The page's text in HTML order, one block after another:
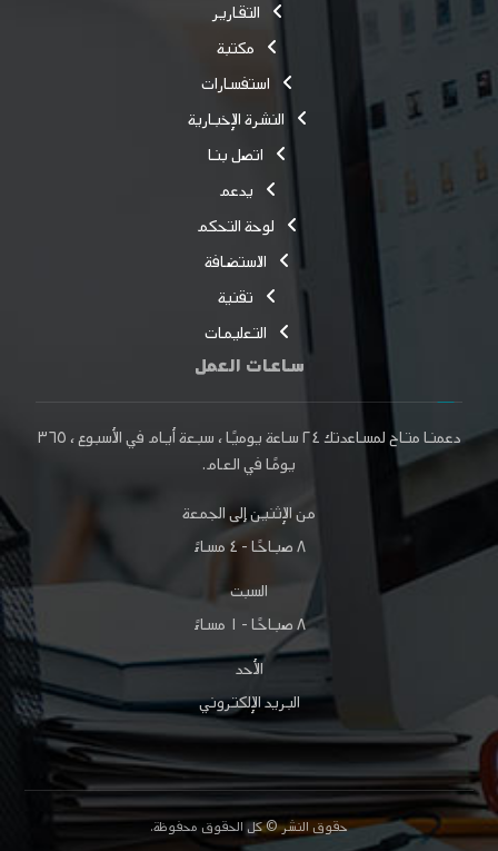
التقارير
مكتبة
استفسارات
النشرة الإخبارية
اتصل بنا
يدعم
لوحة التحكم
الاستضافة
تقنية
التعليمات
ساعات العمل
دعمنا متاح لمساعدتك ٢٤ ساعة يوميًا ، سبعة أيام في الأسبوع ،٣٦٥
يومًافي العام.
من الإثنين إلى الجمعة
٨ صباحًا - ٤ مساءً
السبت
٨ صباحًا - ١ مساءً
الأحد
البريد الإلكتروني
حقوق النشر © كل الحقوق محفوظة.